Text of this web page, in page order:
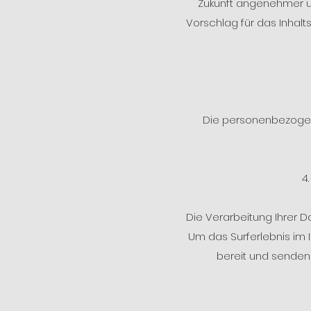
Zukunft angenehmer
Vorschlag für das
Die
Die Verarbeitung Ihrer
Um das Surferlebnis
bereit und senden